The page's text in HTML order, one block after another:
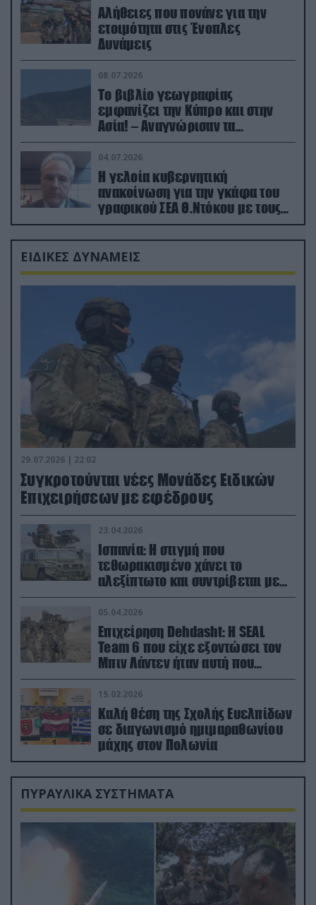
Αλήθειες που πονάνε για την
ετοιμότητα στις Ένοπλες
Δυνάμεις
08.07.2026
Το βιβλίο γεωγραφίας
εμφανίζει την Κύπρο και στην
Ασία! – Αναγνώρισαν τα
κατεχόμενα; (φωτο)
04.07.2026
Η γελοία κυβερνητική
ανακοίνωση για την γκάφα του
γραφικού ΣΕΑ Θ.Ντόκου με τους
Ρώσους φαρσέρ
ΕΙΔΙΚΕΣ ΔΥΝΑΜΕΙΣ
29.07.2026 | 22:02
Συγκροτούνται νέες Μονάδες Ειδικών
Επιχειρήσεων με εφέδρους
23.04.2026
Ισπανία: Η στιγμή που
τεθωρακισμένο χάνει το
αλεξίπτωτο και συντρίβεται με
ορμή στο έδαφος (βίντεο)
05.04.2026
Επιχείρηση Dehdasht: Η SEAL
Team 6 που είχε εξοντώσει τον
Μπιν Λάντεν ήταν αυτή που
διέσωσε τον πιλότο του F-15
15.02.2026
Καλή θέση της Σχολής Ευελπίδων
σε διαγωνισμό ημιμαραθωνίου
μάχης στον Πολωνία
ΠΥΡΑΥΛΙΚΑ ΣΥΣΤΗΜΑΤΑ